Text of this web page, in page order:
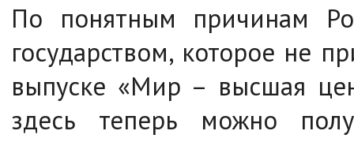
По понятным причинам
государством, которое не
выпуске «Мир – высшая
здесь теперь можно